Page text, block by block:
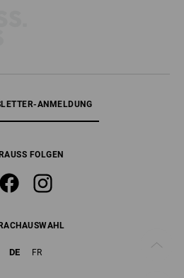
ANMELDUNG
FOLGEN
DE FR